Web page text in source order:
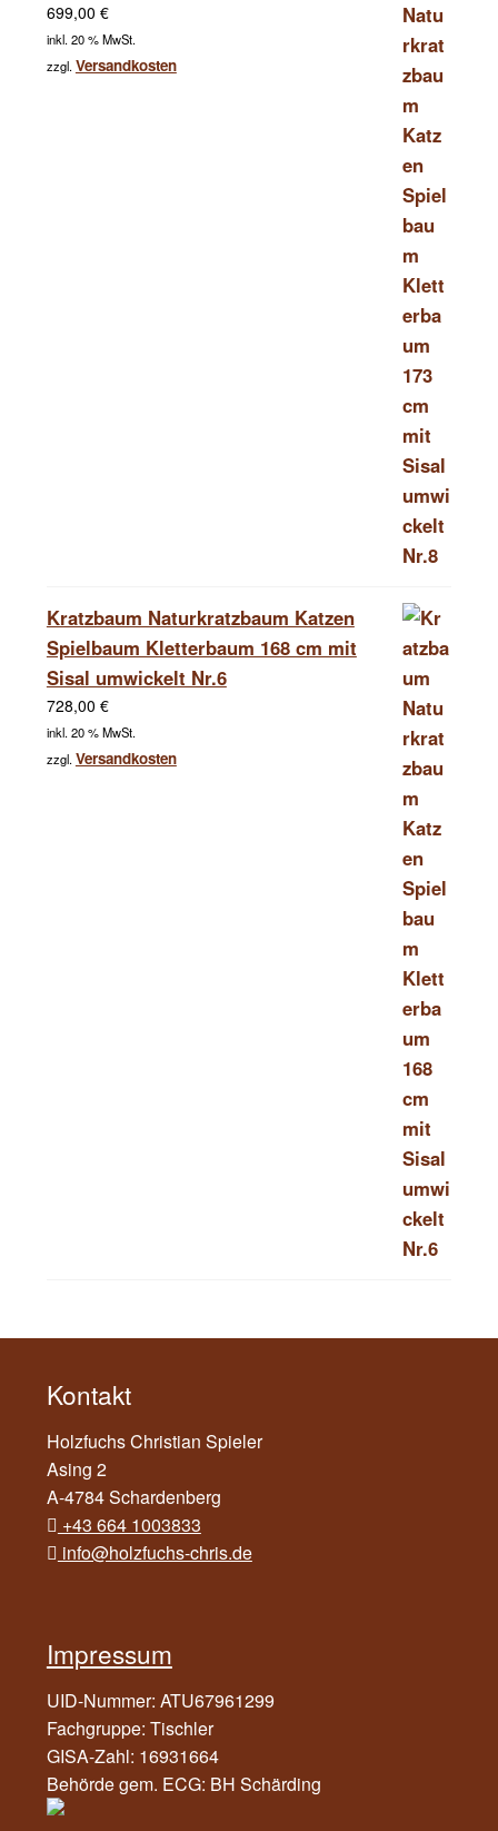
699,00 €
inkl. 20 % MwSt.
zzgl. Versandkosten
Kratzbaum Naturkratzbaum Katzen
Spielbaum Kletterbaum 168 cm mit
Sisal umwickelt Nr.6
728,00 €
inkl. 20 % MwSt.
zzgl. Versandkosten
Kontakt
Holzfuchs Christian Spieler
Asing 2
A-4784 Schardenberg
+43 664 1003833
info@holzfuchs-chris.de
Impressum
UID-Nummer: ATU67961299
Fachgruppe: Tischler
GISA-Zahl: 16931664
Behörde gem. ECG: BH Schärding